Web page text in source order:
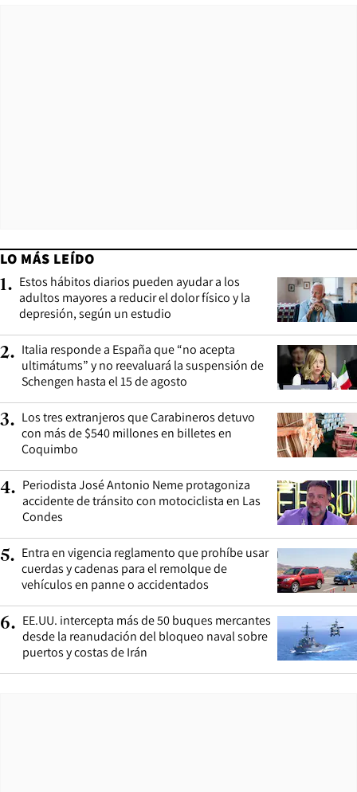
LO MÁS LEÍDO
1. Estos hábitos diarios pueden ayudar a los
adultos mayores a reducir el dolor físico y la
depresión, según un estudio
2. Italia responde a España que “no acepta
ultimátums” y no reevaluará la suspensión de
Schengen hasta el 15 de agosto
3. Los tres extranjeros que Carabineros detuvo
con más de $540 millones en billetes en
Coquimbo
4. Periodista José Antonio Neme protagoniza
accidente de tránsito con motociclista en Las
Condes
5. Entra en vigencia reglamento que prohíbe usar
cuerdas y cadenas para el remolque de
vehículos en panne o accidentados
6. EE.UU. intercepta más de 50 buques mercantes
desde la reanudación del bloqueo naval sobre
puertos y costas de Irán